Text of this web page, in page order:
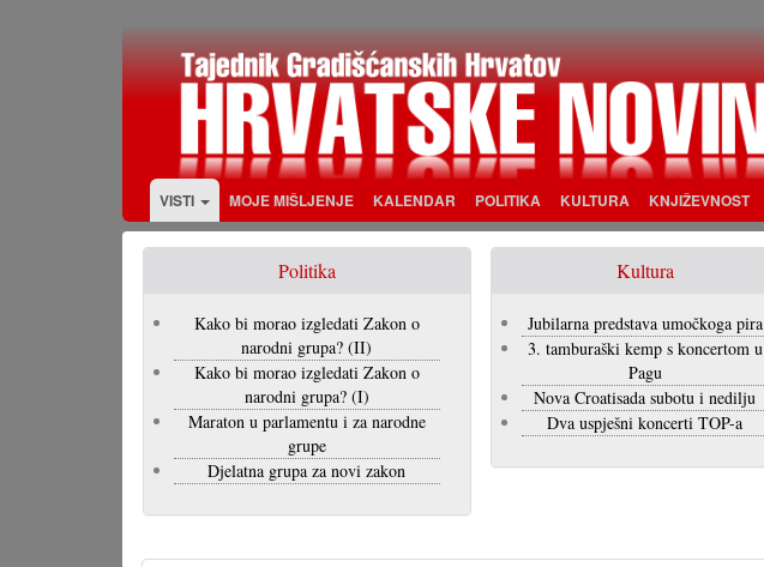
VISTI MOJE MIŠLJENJE KALENDAR POLITIKA KULTURA KNJIŽEVNOST
Politika
Kako bi morao izgledati Zakon o
narodni grupa? (II)
Kako bi morao izgledati Zakon o
narodni grupa? (I)
Maraton u parlamentu i za narodne
grupe
Djelatna grupa za novi zakon
Kultura
Jubilarna predstava umočkoga pira
3. tamburaški kemp s koncertom u
Pagu
Nova Croatisada subotu i nedilju
Dva uspješni koncerti TOP-a